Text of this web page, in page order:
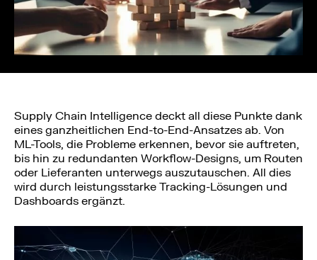
Supply Chain Intelligence deckt all diese Punkte dank
eines ganzheitlichen End-to-End-Ansatzes ab. Von
ML-Tools, die Probleme erkennen, bevor sie auftreten,
bis hin zu redundanten Workflow-Designs, um Routen
oder Lieferanten unterwegs auszutauschen. All dies
wird durch leistungsstarke Tracking-Lösungen und
Dashboards ergänzt.